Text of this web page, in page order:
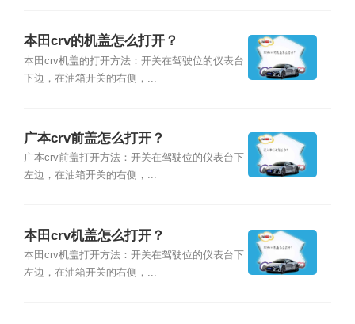
本田crv的机盖怎么打开？
本田crv机盖的打开方法：开关在驾驶位的仪表台
下边，在油箱开关的右侧，...
广本crv前盖怎么打开？
广本crv前盖打开方法：开关在驾驶位的仪表台下
左边，在油箱开关的右侧，...
本田crv机盖怎么打开？
本田crv机盖打开方法：开关在驾驶位的仪表台下
左边，在油箱开关的右侧，...